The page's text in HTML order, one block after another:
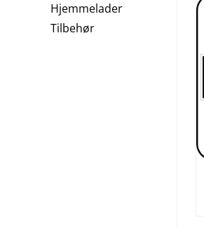
Hjemmelader
Tilbehør